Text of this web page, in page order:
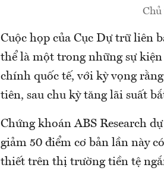
Chủ
Cuộc họp của Cục Dự trữ liên
thể là một trong những sự
chính quốc tế, với kỳ vọng
tiên, sau chu kỳ tăng lãi suất
Chứng khoán ABS Research
giảm 50 điểm cơ bản lần này
thiết trên thị trường tiền tệ